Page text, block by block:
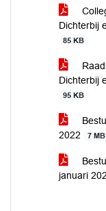
Dichterbij
85 KB
Dichterbij
95 KB
2022
7 MB
januari